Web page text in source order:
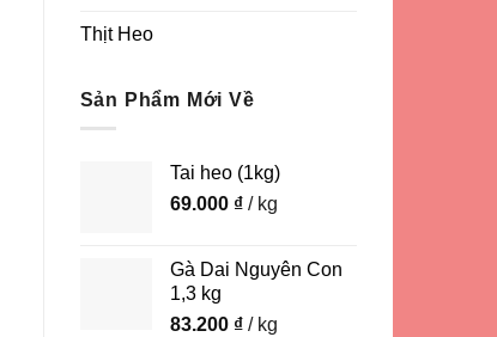
Thịt Heo
Sản Phẩm Mới Về
Tai heo (1kg)
69.000 ₫/ kg
Gà Dai Nguyên Con
1,3 kg
83.200 ₫/ kg